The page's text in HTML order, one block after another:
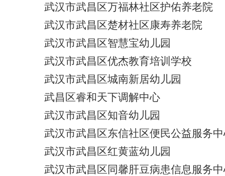
武汉市武昌区万福林社区护佑养老院
武汉市武昌区楚材社区康寿养老院
武汉市武昌区智慧宝幼儿园
武汉市武昌区优杰教育培训学校
武汉市武昌区城南新居幼儿园
武昌区睿和天下调解中心
武汉市武昌区知音幼儿园
武汉市武昌区东信社区便民公益服务
武汉市武昌区红黄蓝幼儿园
武汉市武昌区同馨肝豆病患信息服务